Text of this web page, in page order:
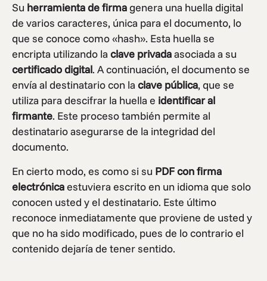
Su herramienta de firma genera una huella digital
de varios caracteres, única para el documento, lo
que se conoce como «hash». Esta huella se
encripta utilizando la clave privadaasociada a su
certificado digital. A continuación, el documento se
envía al destinatario con la clave pública, que se
utiliza para descifrar la huella e identificar al
firmante. Este proceso también permite al
destinatario asegurarse de la integridad del
documento.
En cierto modo, es como si su PDF con firma
electrónicaestuviera escrito en un idioma que solo
conocen usted y el destinatario. Este último
reconoce inmediatamente que proviene de usted y
que no ha sido modificado, pues de lo contrario el
contenido dejaría de tener sentido.